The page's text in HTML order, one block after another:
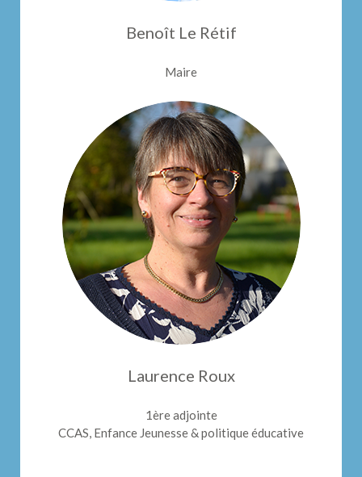
Benoît Le Rétif
Maire
Laurence Roux
1ère adjointe
CCAS, Enfance Jeunesse & politique éducative